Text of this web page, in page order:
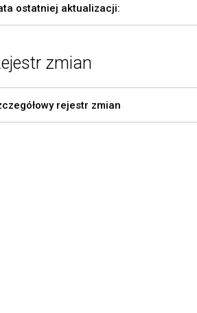
ostatniej aktualizacji:
zmian
rejestr zmian